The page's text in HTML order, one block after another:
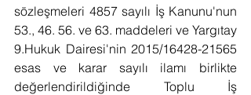
sözleşmeleri 4857 sayılı İş Kanunu'nun
53., 46. 56. ve 63. maddeleri ve Yargıtay
9.Hukuk Dairesi'nin 2015/16428-21565
esas ve karar sayılı ilamı birlikte
değerlendirildiğinde Toplu İş